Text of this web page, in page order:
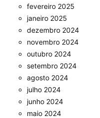
fevereiro 2025
janeiro 2025
dezembro 2024
novembro 2024
outubro 2024
setembro 2024
agosto 2024
julho 2024
junho 2024
maio 2024